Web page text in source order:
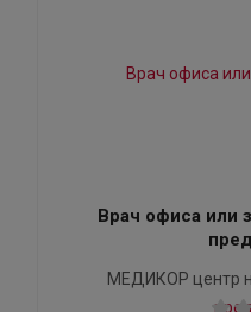
Врач офиса или
МЕДИКОР центр